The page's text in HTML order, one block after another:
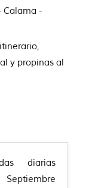
Calama -
y propinas al
diarias